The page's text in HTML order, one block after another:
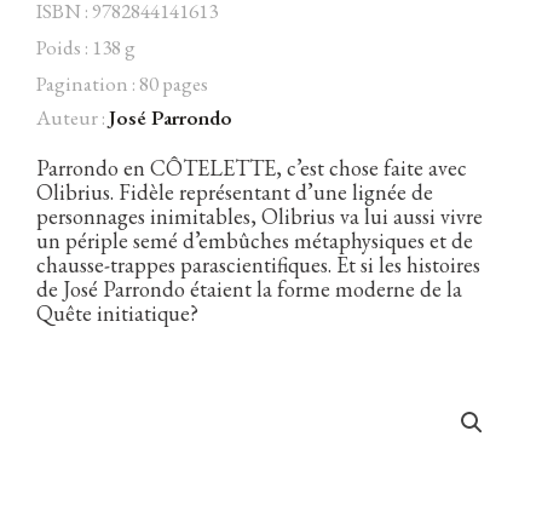
Facebook Instagram
incandescence
ISBN : 9782844141613
Poids : 138 g
Pagination : 80 pages
Auteur :José Parrondo
Parrondo en CÔTELETTE, c’est chose faite avec
Olibrius. Fidèle représentant d’une lignée de
personnages inimitables, Olibrius va lui aussi vivre
un périple semé d’embûches métaphysiques et de
chausse-trappes parascientifiques. Et si les histoires
de José Parrondo étaient la forme moderne de la
Quête initiatique?